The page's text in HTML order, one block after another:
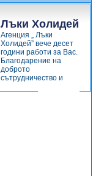
Лъки Холидей
Агенция „ Лъки
Холидей” вече десет
години работи за Вас.
Благодарение на
доброто
сътрудничество и